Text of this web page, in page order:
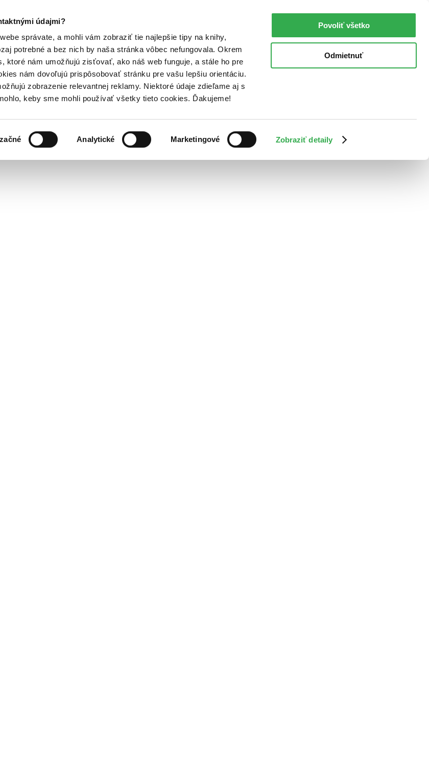
údajmi?
správate, a mohli vám zobraziť tie najlepšie tipy na knihy,
potrebné a bez nich by naša stránka vôbec nefungovala. Okrem
ktoré nám umožňujú zisťovať, ako náš web funguje, a stále ho pre
nám dovoľujú prispôsobovať stránku pre vašu lepšiu orientáciu.
zobrazenie relevantnej reklamy. Niektoré údaje zdieľame aj s
keby sme mohli používať všetky tieto cookies. Ďakujeme!
Analytické Marketingové Zobraziť detaily
Povoliť všetko
Odmietnuť